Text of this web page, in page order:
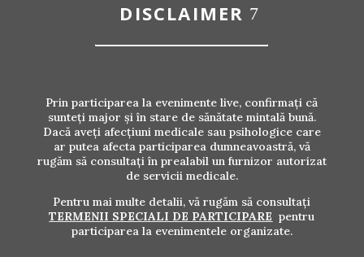
DISCLAIMER
Prin participarea la evenimente live, confirmați că
sunteți major și în stare de sănătate mintală bună.
Dacă aveți afecțiuni medicale sau psihologice care
ar putea afecta participarea dumneavoastră, vă
rugăm să consultați în prealabil un furnizor autorizat
de servicii medicale.
Pentru mai multe detalii, vă rugăm să consultați
TERMENII SPECIALI DE PARTICIPARE pentru
participarea la evenimentele organizate.